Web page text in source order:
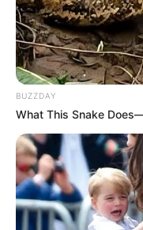
BUZZDAY
What This Snake